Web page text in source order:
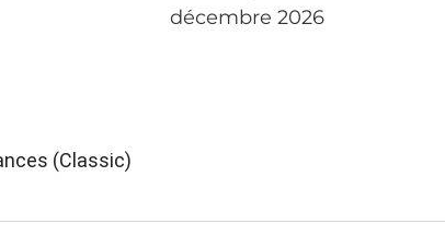
décembre 2026
(Classic)